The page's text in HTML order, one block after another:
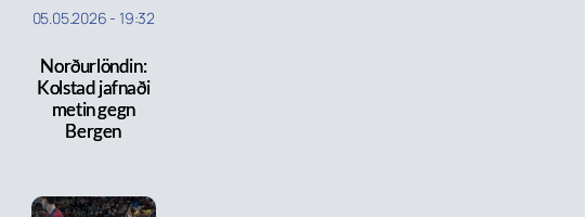
05.05.2026 - 19:32
Norðurlöndin:
Kolstad jafnaði
metin gegn
Bergen